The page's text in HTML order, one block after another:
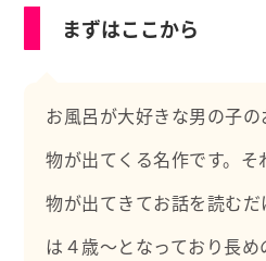
まずはここから
お風呂が大好きな男の子
物が出てくる名作です。
物が出てきてお話を読む
は４歳～となっており長